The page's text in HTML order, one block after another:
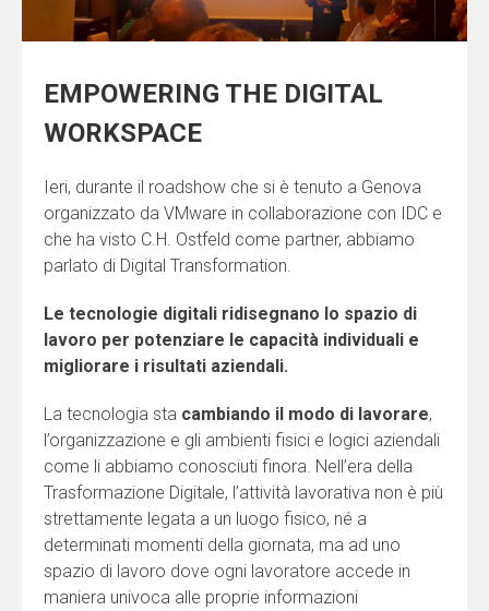
EMPOWERING THE DIGITAL
WORKSPACE
Ieri, durante il roadshow che si è tenuto a Genova
organizzato da VMware in collaborazione con IDC e
che ha visto C.H. Ostfeld come partner, abbiamo
parlato di Digital Transformation.
Le tecnologie digitali ridisegnano lo spazio di
lavoro per potenziare le capacità individuali e
migliorare i risultati aziendali.
La tecnologia sta cambiando il modo di lavorare,
l’organizzazione e gli ambienti fisici e logici aziendali
come li abbiamo conosciuti finora. Nell’era della
Trasformazione Digitale, l’attività lavorativa non è più
strettamente legata a un luogo fisico, né a
determinati momenti della giornata, ma ad uno
spazio di lavoro dove ogni lavoratore accede in
maniera univoca alle proprie informazioni